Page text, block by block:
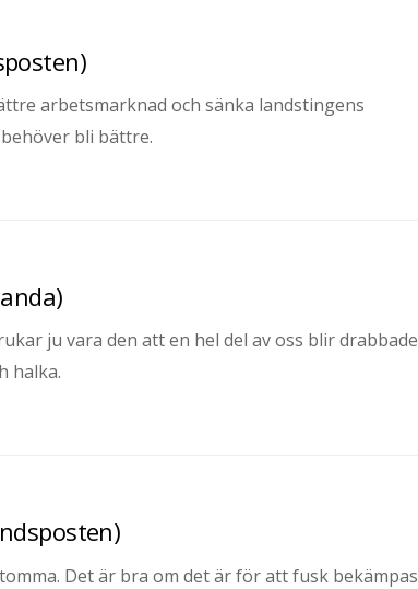
arbetsmarknad och sänka landstingens
bli bättre.
ju vara den att en hel del av oss blir
halka.
Det är bra om det är för att fusk